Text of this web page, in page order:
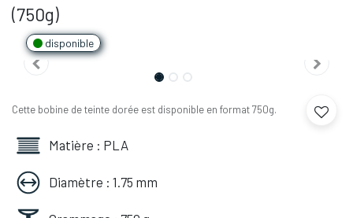
(750g)
disponible
Cette bobine de teinte dorée est disponible en format 750g.
Matière : PLA
Diamètre : 1.75 mm